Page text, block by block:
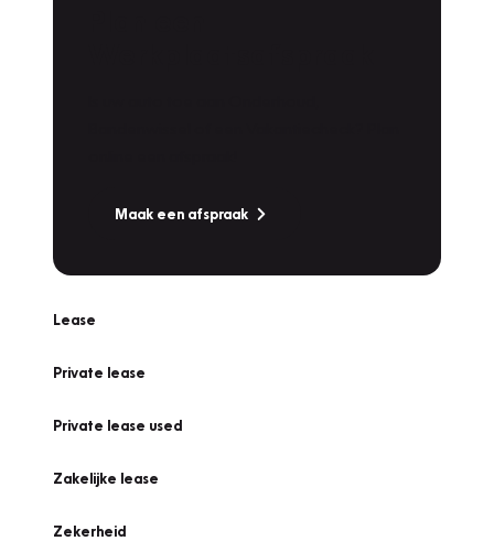
Maak een afspraak
Lease
Private lease
Private lease used
Zakelijke lease
Zekerheid